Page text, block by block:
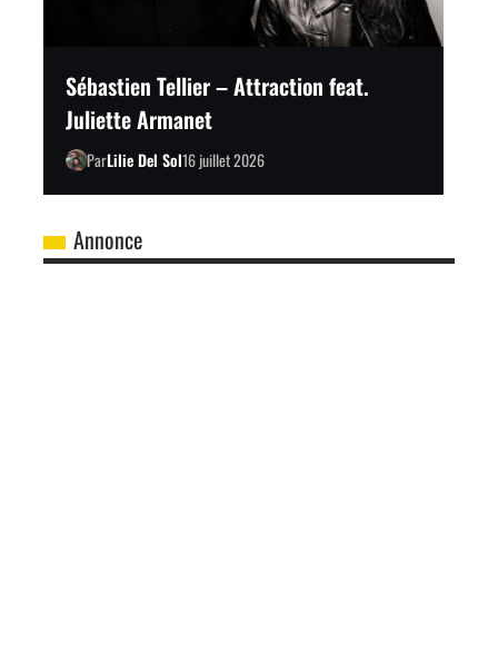
Sébastien Tellier – Attraction feat.
Juliette Armanet
ParLilie Del Sol16 juillet 2026
Annonce